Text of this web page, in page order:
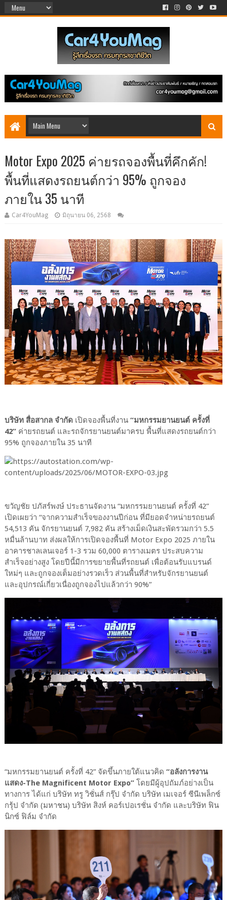
Motor Expo 2025 ค่ายรถจองพื้นที่คึกคัก!
พื้นที่แสดงรถยนต์กว่า 95% ถูกจอง
ภายใน 35 นาที
Car4YouMag มิถุนายน 06, 2568
บริษัท สื่อสากล จำกัดเปิดจองพื้นที่งาน “มหกรรมยานยนต์ ครั้งที่
42”ค่ายรถยนต์ และรถจักรยานยนต์มาครบ พื้นที่แสดงรถยนต์กว่า
95% ถูกจองภายใน 35 นาที
ขวัญชัย ปภัสร์พงษ์ ประธานจัดงาน “มหกรรมยานยนต์ ครั้งที่ 42”
เปิดเผยว่า “จากความสำเร็จของงานปีก่อน ที่มียอดจำหน่ายรถยนต์
54,513 คัน จักรยานยนต์ 7,982 คัน สร้างเม็ดเงินสะพัดรวมกว่า 5.5
หมื่นล้านบาท ส่งผลให้การเปิดจองพื้นที่ Motor Expo 2025 ภายใน
อาคารชาลเลนเจอร์ 1-3 รวม 60,000 ตารางเมตร ประสบความ
สำเร็จอย่างสูง โดยปีนี้มีการขยายพื้นที่รถยนต์ เพื่อต้อนรับแบรนด์
ใหม่ๆ และถูกจองเต็มอย่างรวดเร็ว ส่วนพื้นที่สำหรับจักรยานยนต์
และอุปกรณ์เกี่ยวเนื่องถูกจองไปแล้วกว่า 90%”
“มหกรรมยานยนต์ ครั้งที่ 42” จัดขึ้นภายใต้แนวคิด “อลังการงาน
แสดง-The Magnificent Motor Expo”โดยมีผู้อุปถัมภ์อย่างเป็น
ทางการ ได้แก่ บริษัท ทรู วิชั่นส์ กรุ๊ป จำกัด บริษัท เมเจอร์ ซีนีเพล็กซ์
กรุ้ป จำกัด (มหาชน) บริษัท สิงห์ คอร์เปอเรชั่น จำกัด และบริษัท ฟิน
นิกซ์ ฟิล์ม จำกัด